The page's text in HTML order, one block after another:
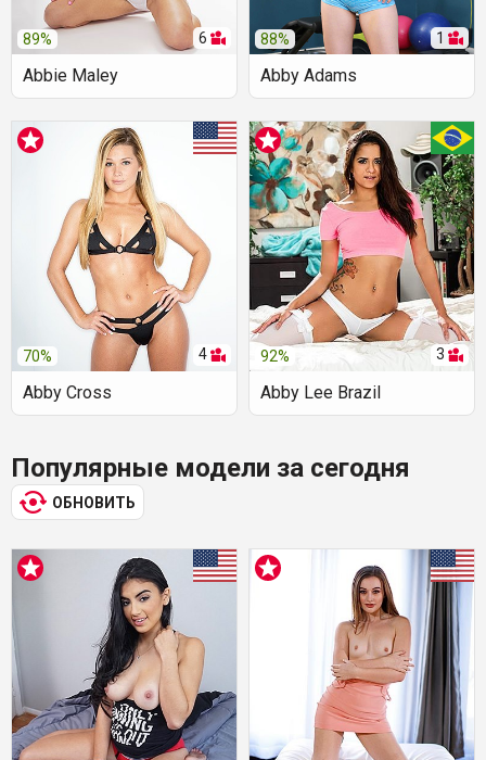
6
89%
Abbie Maley
1
88%
Abby Adams
4
70%
Abby Cross
3
92%
Abby Lee Brazil
Популярные модели за сегодня
ОБНОВИТЬ